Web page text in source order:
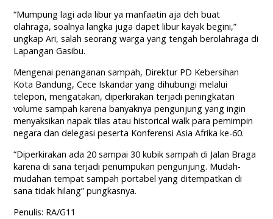
“Mumpung lagi ada libur ya manfaatin aja deh buat
olahraga, soalnya langka juga dapet libur kayak begini,”
ungkap Ari, salah seorang warga yang tengah berolahraga di
Lapangan Gasibu.
Mengenai penanganan sampah, Direktur PD Kebersihan
Kota Bandung, Cece Iskandar yang dihubungi melalui
telepon, mengatakan, diperkirakan terjadi peningkatan
volume sampah karena banyaknya pengunjung yang ingin
menyaksikan napak tilas atau historical walk para pemimpin
negara dan delegasi peserta Konferensi Asia Afrika ke-60.
“Diperkirakan ada 20 sampai 30 kubik sampah di Jalan Braga
karena di sana terjadi penumpukan pengunjung. Mudah-
mudahan tempat sampah portabel yang ditempatkan di
sana tidak hilang” pungkasnya.
Penulis: RA/G11